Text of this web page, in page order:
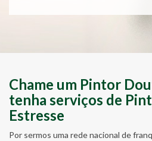
Chame um Pintor
tenha serviços de
Estresse
Por sermos uma rede nacional de